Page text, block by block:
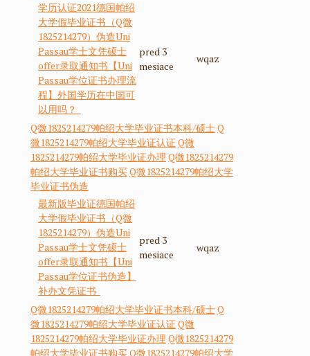
学历认证2021德国帕绍
大学假毕业证书（Q微
1825214279）伪造Uni
Passau学士文凭硕士
offer录取通知书【Uni
Passau学位证书办理流
程】外国学历在中国可
以用吗？
pred 3
mesiace
wqaz
Q微1825214279帕绍大学毕业证书本科/硕士Q
微1825214279帕绍大学毕业证认证 Q微
1825214279帕绍大学毕业证办理 Q微1825214279
帕绍大学毕业证书购买Q微1825214279帕绍大学
毕业证书伪造
最新版毕业证德国帕绍
大学假毕业证书（Q微
1825214279）伪造Uni
Passau学士文凭硕士
offer录取通知书【Uni
Passau学位证书伪造】
补办文凭证书
pred 3
mesiace
wqaz
Q微1825214279帕绍大学毕业证书本科/硕士Q
微1825214279帕绍大学毕业证认证 Q微
1825214279帕绍大学毕业证办理 Q微1825214279
帕绍大学毕业证书购买Q微1825214279帕绍大学